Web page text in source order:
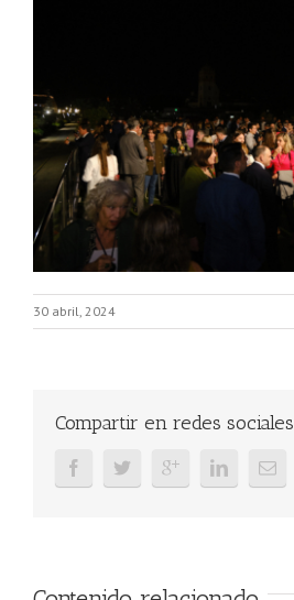
30 abril, 2024
Compartir en redes sociales